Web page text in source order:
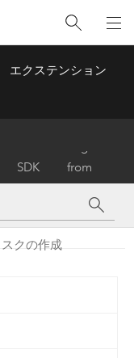
エクステンション
SDK
from
ArcMap
スクの作成